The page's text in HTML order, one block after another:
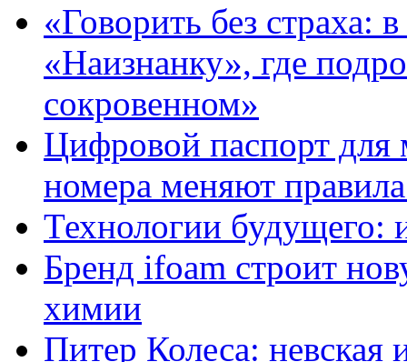
«Говорить без страха:
«Наизнанку», где
сокровенном»
Цифровой паспорт для
номера меняют
Технологии будущего:
Бренд ifoam строит
химии
Питер Колеса: невская